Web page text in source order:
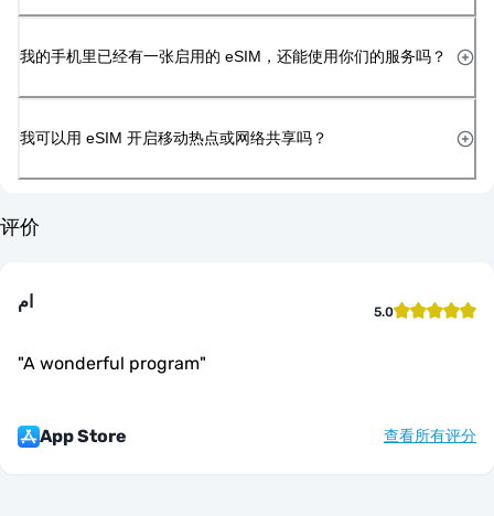
我的手机里已经有一张启用的 eSIM，还能使用你们的服务吗？
我可以用 eSIM 开启移动热点或网络共享吗？
评价
ام 5.0
"A wonderful program"
App Store 查看所有评分